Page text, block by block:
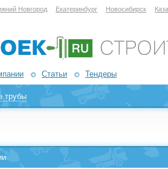
Новгород Екатеринбург Новосибирск
Статьи Тендеры
трубы